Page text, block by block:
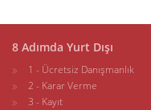
8 Adımda Yurt Dışı
1 - Ücretsiz Danışmanlık
2 - Karar Verme
3 - Kayıt